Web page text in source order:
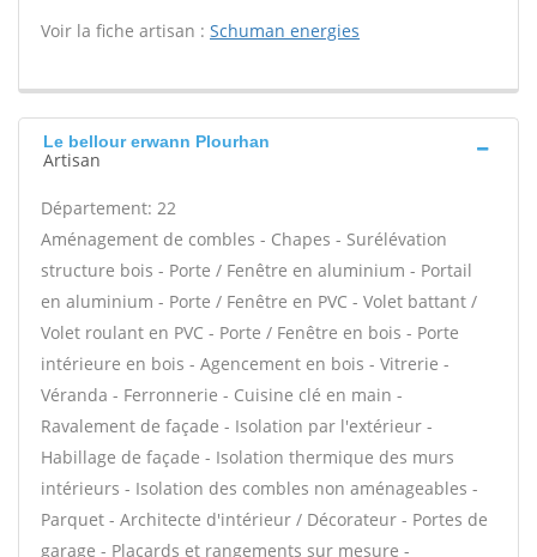
Voir la fiche artisan : Schuman energies
Le bellour erwann Plourhan
Artisan
Département: 22
Aménagement de combles - Chapes - Surélévation
structure bois - Porte / Fenêtre en aluminium - Portail
en aluminium - Porte / Fenêtre en PVC - Volet battant /
Volet roulant en PVC - Porte / Fenêtre en bois - Porte
intérieure en bois - Agencement en bois - Vitrerie -
Véranda - Ferronnerie - Cuisine clé en main -
Ravalement de façade - Isolation par l'extérieur -
Habillage de façade - Isolation thermique des murs
intérieurs - Isolation des combles non aménageables -
Parquet - Architecte d'intérieur / Décorateur - Portes de
garage - Placards et rangements sur mesure -